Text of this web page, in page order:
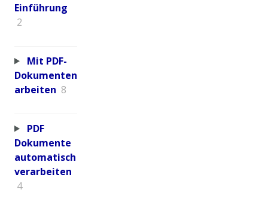
Einführung
2
Mit PDF-
Dokumenten
arbeiten 8
PDF
Dokumente
automatisch
verarbeiten
4